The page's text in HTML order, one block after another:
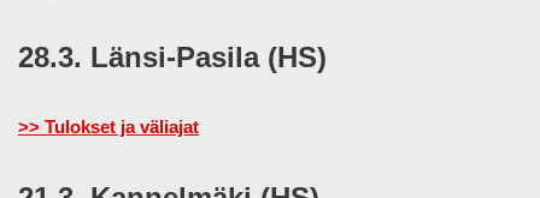
28.3. Länsi-Pasila (HS)
>> Tulokset ja väliajat